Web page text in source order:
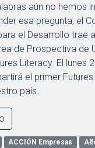
aún no hemos
esa pregunta, el
el Desarrollo trae
de Prospectiva de
Literacy. El lunes
el primer
país.
ACCIÓN Empresas